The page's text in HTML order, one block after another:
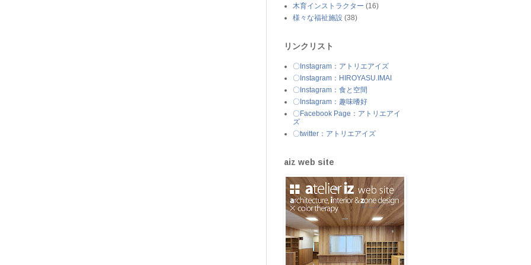
木育インストラクター (16)
様々な福祉施設 (38)
リンクリスト
〇Instagram：アトリエアイズ
〇Instagram：HIROYASU.IMAI
〇Instagram：食と空間
〇Instagram：趣味嗜好
〇Facebook Page：アトリエアイ
ズ
〇twitter：アトリエアイズ
aiz web site